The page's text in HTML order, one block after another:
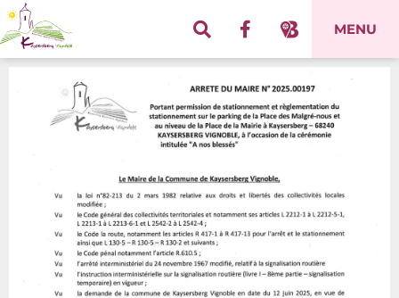
MENU
Panneau de gestion des cookies